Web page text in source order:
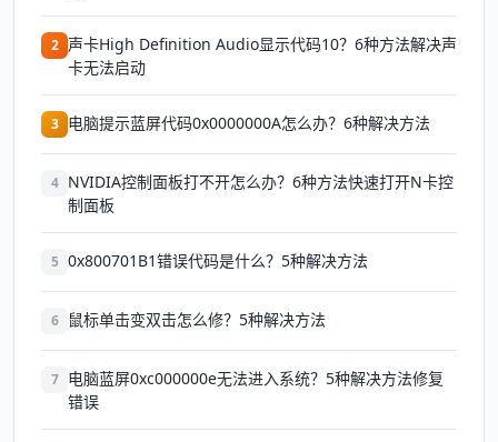
2 声卡High Definition Audio显示代码10？6种方法解决声
卡无法启动
3 电脑提示蓝屏代码0x0000000A怎么办？6种解决方法
4 NVIDIA控制面板打不开怎么办？6种方法快速打开N卡控
制面板
5 0x800701B1错误代码是什么？5种解决方法
6 鼠标单击变双击怎么修？5种解决方法
7 电脑蓝屏0xc000000e无法进入系统？5种解决方法修复
错误